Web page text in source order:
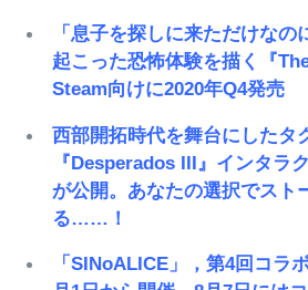
「息子を探しに来ただけな
起こった恐怖体験を描く『
Steam向けに2020年Q4発売
西部開拓時代を舞台にしたタ
『Desperados III』インタラ
が公開。あなたの選択でスト
る……！
「SINoALICE」，第4回コラ